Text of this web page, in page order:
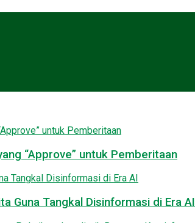
“Approve” untuk Pemberitaan
Guna Tangkal Disinformasi di Era AI